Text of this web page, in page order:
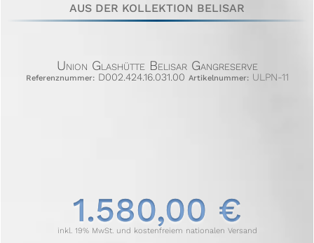
AUS DER KOLLEKTION BELISAR
Union Glashütte Belisar Gangreserve
Referenznummer: D002.424.16.031.00 Artikelnummer:ULPN-11
1.580,00 €
inkl. 19% MwSt. und kostenfreiem nationalen Versand